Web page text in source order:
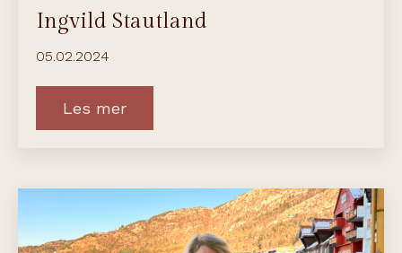
Ingvild Stautland
05.02.2024
Les mer